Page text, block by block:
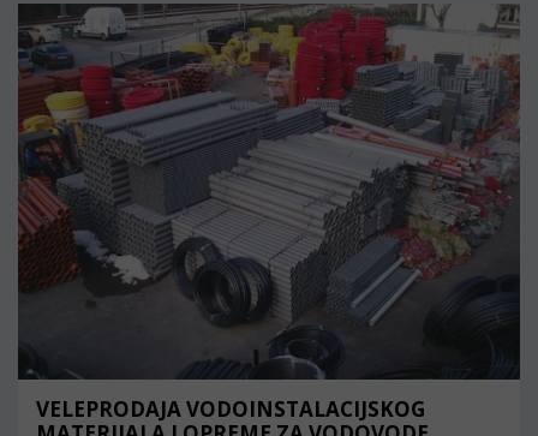
VELEPRODAJA VODOINSTALACIJSKOG